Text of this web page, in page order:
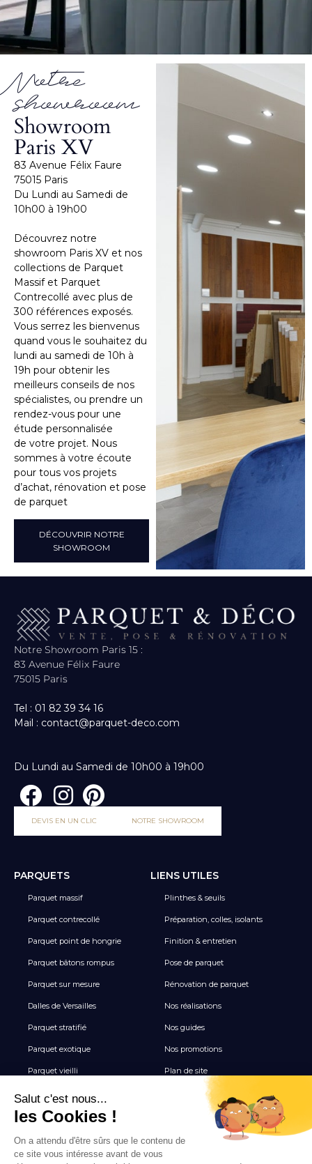
Notre
showroom
Showroom
Paris XV
83 Avenue Félix Faure
75015 Paris
Du Lundi au Samedi de
10h00 à 19h00
Découvrez notre
showroom Paris XV et nos
collections de Parquet
Massif et Parquet
Contrecollé avec plus de
300 références exposés.
Vous serrez les bienvenus
quand vous le souhaitez du
lundi au samedi de 10h à
19h pour obtenir les
meilleurs conseils de nos
spécialistes, ou prendre un
rendez-vous pour une
étude personnalisée
de votre projet. Nous
sommes à votre écoute
pour tous vos projets
d’achat, rénovation et pose
de parquet
DÉCOUVRIR NOTRE
SHOWROOM
Notre Showroom Paris 15 :
83 Avenue Félix Faure
75015 Paris
Tel : 01 82 39 34 16
Mail : contact@parquet-deco.com
Du Lundi au Samedi de 10h00 à 19h00
DEVIS EN UN CLIC NOTRE SHOWROOM
PARQUETS
Parquet massif
Parquet contrecollé
Parquet point de hongrie
Parquet bâtons rompus
Parquet sur mesure
Dalles de Versailles
Parquet stratifié
Parquet exotique
Parquet vieilli
Revêtement de sol vinyle
Terrasse
Tous les Carrelages
LIENS UTILES
Plinthes & seuils
Préparation, colles, isolants
Finition & entretien
Pose de parquet
Rénovation de parquet
Nos réalisations
Nos guides
Nos promotions
Plan de site
NEWSLETTER